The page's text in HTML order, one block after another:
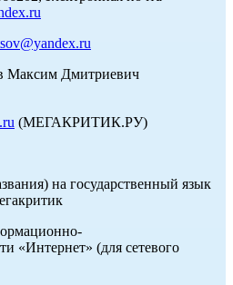
Максим Дмитриевич
(МЕГАКРИТИК.РУ)
на государственный язык
«Интернет» (для сетевого